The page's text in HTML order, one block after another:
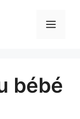
bébé